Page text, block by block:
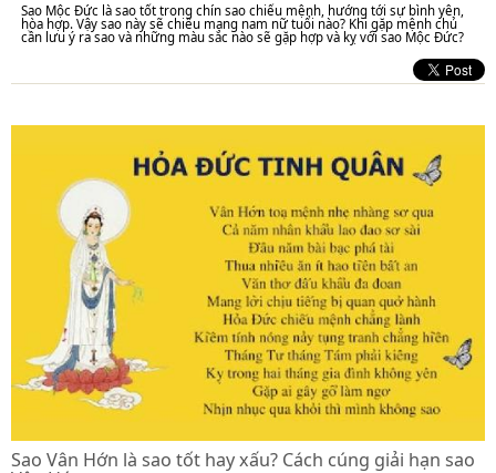
Sao Mộc Đức là sao tốt trong chín sao chiếu mệnh, hướng tới sự bình yên,
hòa hợp. Vậy sao này sẽ chiếu mạng nam nữ tuổi nào? Khi gặp mệnh chủ
cần lưu ý ra sao và những màu sắc nào sẽ gặp hợp và kỵ với sao Mộc Đức?
Sao Vân Hớn là sao tốt hay xấu? Cách cúng giải hạn sao